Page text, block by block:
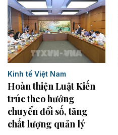
Kinh tế Việt Nam
Hoàn thiện Luật Kiến
trúc theo hướng
chuyển đổi số, tăng
chất lượng quản lý